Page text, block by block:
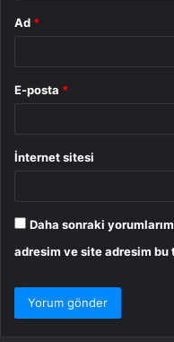
Ad *
E-posta *
İnternet sitesi
Daha sonraki
adresim ve site adresim bu